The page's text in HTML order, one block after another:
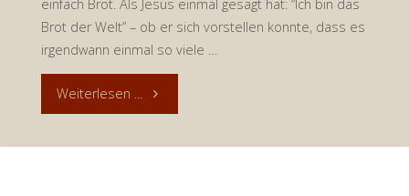
einfach Brot. Als Jesus einmal gesagt hat: “Ich bin das
Brot der Welt” – ob er sich vorstellen konnte, dass es
irgendwann einmal so viele …
Weiterlesen ... "Welttag